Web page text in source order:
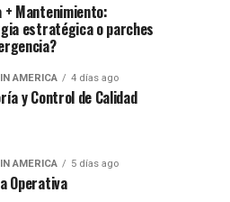
+ Mantenimiento:
estratégica o parches
AMERICA 4 días ago
y Control de Calidad
AMERICA 5 días ago
Operativa